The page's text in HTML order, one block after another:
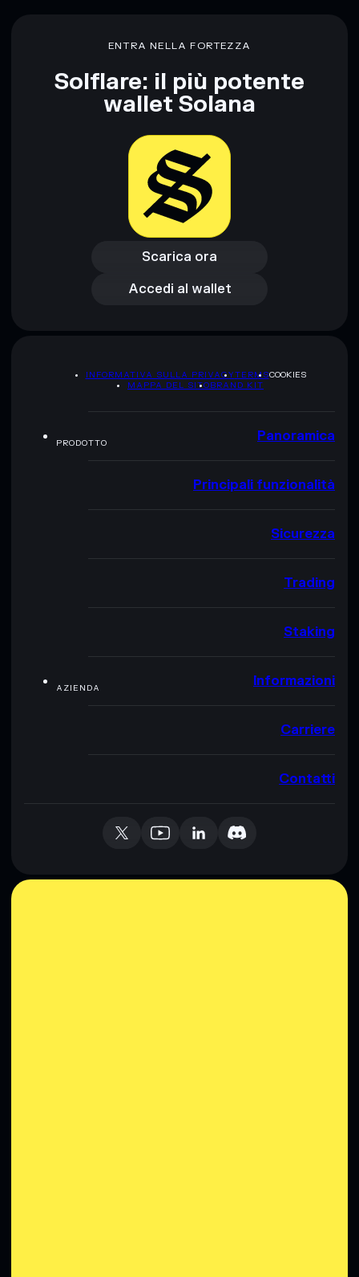
ENTRA NELLA FORTEZZA
Solflare: il più potente
wallet Solana
Scarica ora
Scarica ora
Accedi al wallet
Accedi al wallet
INFORMATIVA SULLA PRIVACYTERMSCOOKIES
MAPPA DEL SITOBRAND KIT
PRODOTTO Panoramica
Principali funzionalità
Sicurezza
Trading
Staking
AZIENDA Informazioni
Carriere
Contatti